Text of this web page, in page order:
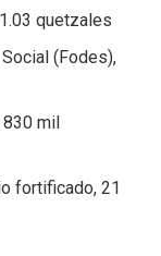
quetzales
(Fodes),
mil
fortificado, 21